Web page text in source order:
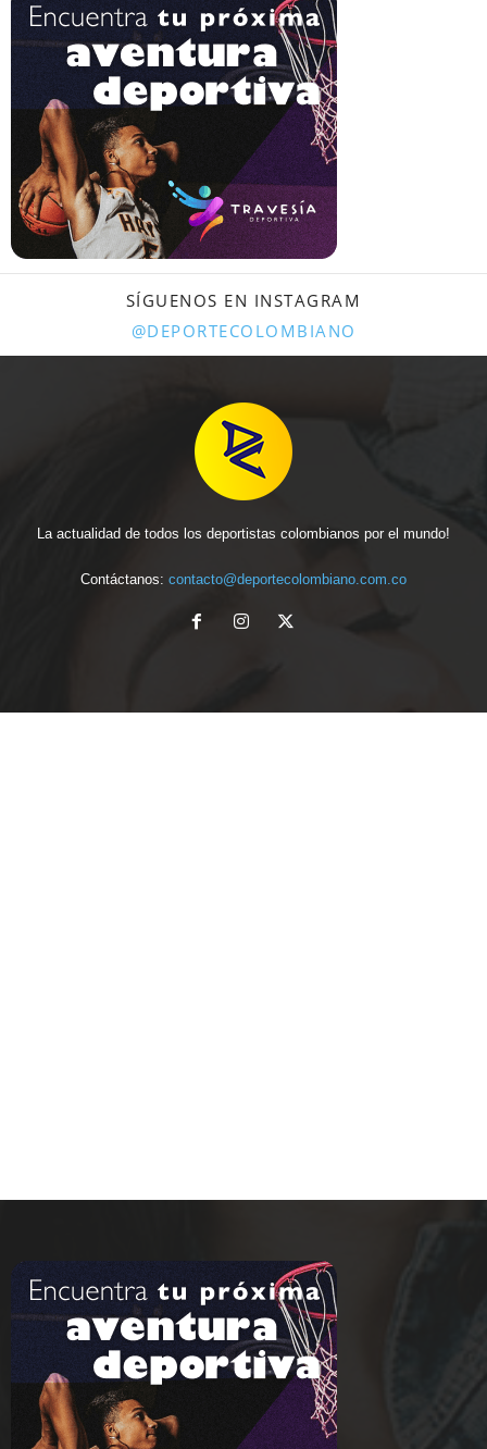
SÍGUENOS EN INSTAGRAM
@DEPORTECOLOMBIANO
La actualidad de todos los deportistas colombianos por el mundo!
Contáctanos: contacto@deportecolombiano.com.co